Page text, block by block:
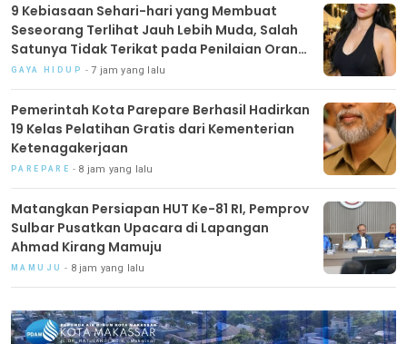
9 Kebiasaan Sehari-hari yang Membuat
Seseorang Terlihat Jauh Lebih Muda, Salah
Satunya Tidak Terikat pada Penilaian Orang
Lain
GAYA HIDUP 7 jam yang lalu
Pemerintah Kota Parepare Berhasil Hadirkan
19 Kelas Pelatihan Gratis dari Kementerian
Ketenagakerjaan
PAREPARE 8 jam yang lalu
Matangkan Persiapan HUT Ke-81 RI, Pemprov
Sulbar Pusatkan Upacara di Lapangan
Ahmad Kirang Mamuju
MAMUJU 8 jam yang lalu